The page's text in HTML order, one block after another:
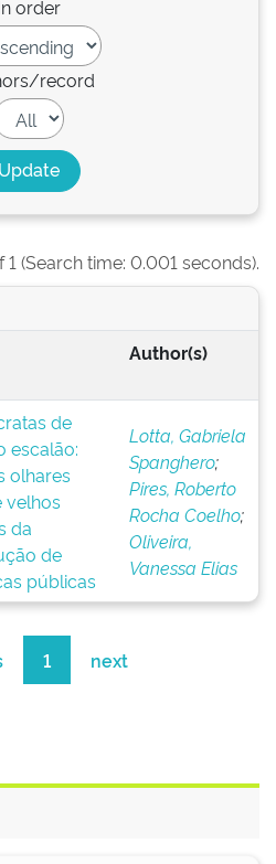
order
record
1 (Search time: 0.001 seconds).
Author(s)
de
escalão:
olhares
velhos
da
de
públicas
Lotta, Gabriela
Spanghero;
Pires, Roberto
Rocha Coelho;
Oliveira,
Vanessa Elias
1 next